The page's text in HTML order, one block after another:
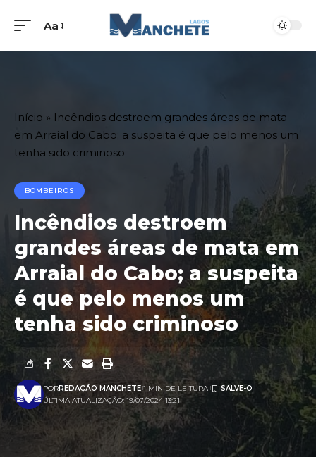
Aa
Início » Incêndios destroem grandes áreas de mata
em Arraial do Cabo; a suspeita é que pelo menos um
tenha sido criminoso
BOMBEIROS
Incêndios destroem
grandes áreas de mata em
Arraial do Cabo; a suspeita
é que pelo menos um
tenha sido criminoso
ÚLTIMA ATUALIZAÇÃO: 19/07/2024 13:21
PORREDAÇÃO MANCHETE 1 MIN DE LEITURA